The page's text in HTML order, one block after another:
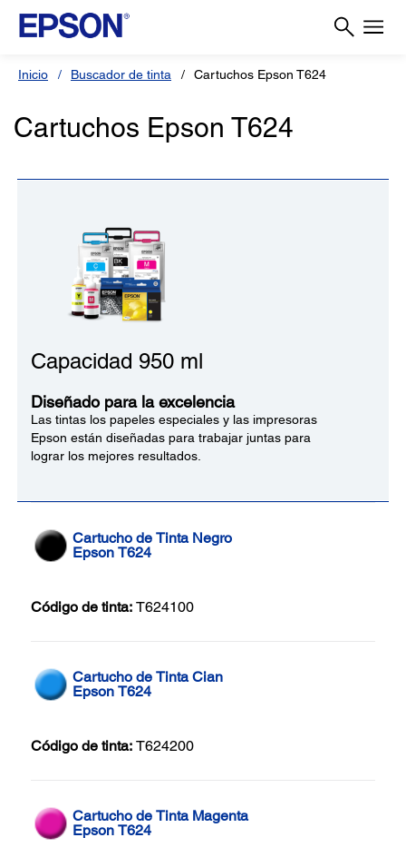
Inicio Buscador de tinta Cartuchos Epson T624
Cartuchos Epson T624
Capacidad 950 ml
Diseñado para la excelencia
Las tintas los papeles especiales y las impresoras
Epson están diseñadas para trabajar juntas para
lograr los mejores resultados.
Cartucho de Tinta Negro
Epson T624
Código de tinta: T624100
Cartucho de Tinta Cian
Epson T624
Código de tinta: T624200
Cartucho de Tinta Magenta
Epson T624